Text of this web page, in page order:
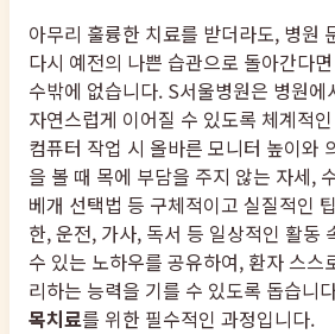
아무리 훌륭한 치료를 받더라도, 병원
다시 예전의 나쁜 습관으로 돌아간다
수밖에 없습니다. S서울병원은 병원
자연스럽게 이어질 수 있도록 체계적
컴퓨터 작업 시 올바른 모니터 높이와
을 볼 때 목에 부담을 주지 않는 자세,
베개 선택법 등 구체적이고 실질적인
한, 운전, 가사, 독서 등 일상적인 활동
수 있는 노하우를 공유하여, 환자 스스
리하는 능력을 기를 수 있도록 돕습니
목치료를 위한 필수적인 과정입니다.